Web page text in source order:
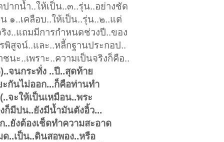
ปากน้ำ..ให้เป็น..๓..รุ่น..อย่างชัด
๑..เคลือบ..ให้เป็น..รุ่น..๒..แต่
ง..แถมมีการกำหนดช่วงปี..ของ
พิสูจน์..และ..หลีักฐานประกอป..
ะ..เพราะ..ความเป็นจริงก็คือ..
จนกระทั่ง ..ปี..สุดท้าย
กันไม่ออก...ก็คือท่านทำ
จะให้เป็นเหมือน..พระ
ก็มีปน..ยังมีน้ำมันตังอิ้ว...
ยังต้องเช็ดทำความสะอาด
ด..เป็น..ดินสอพอง..หรือ